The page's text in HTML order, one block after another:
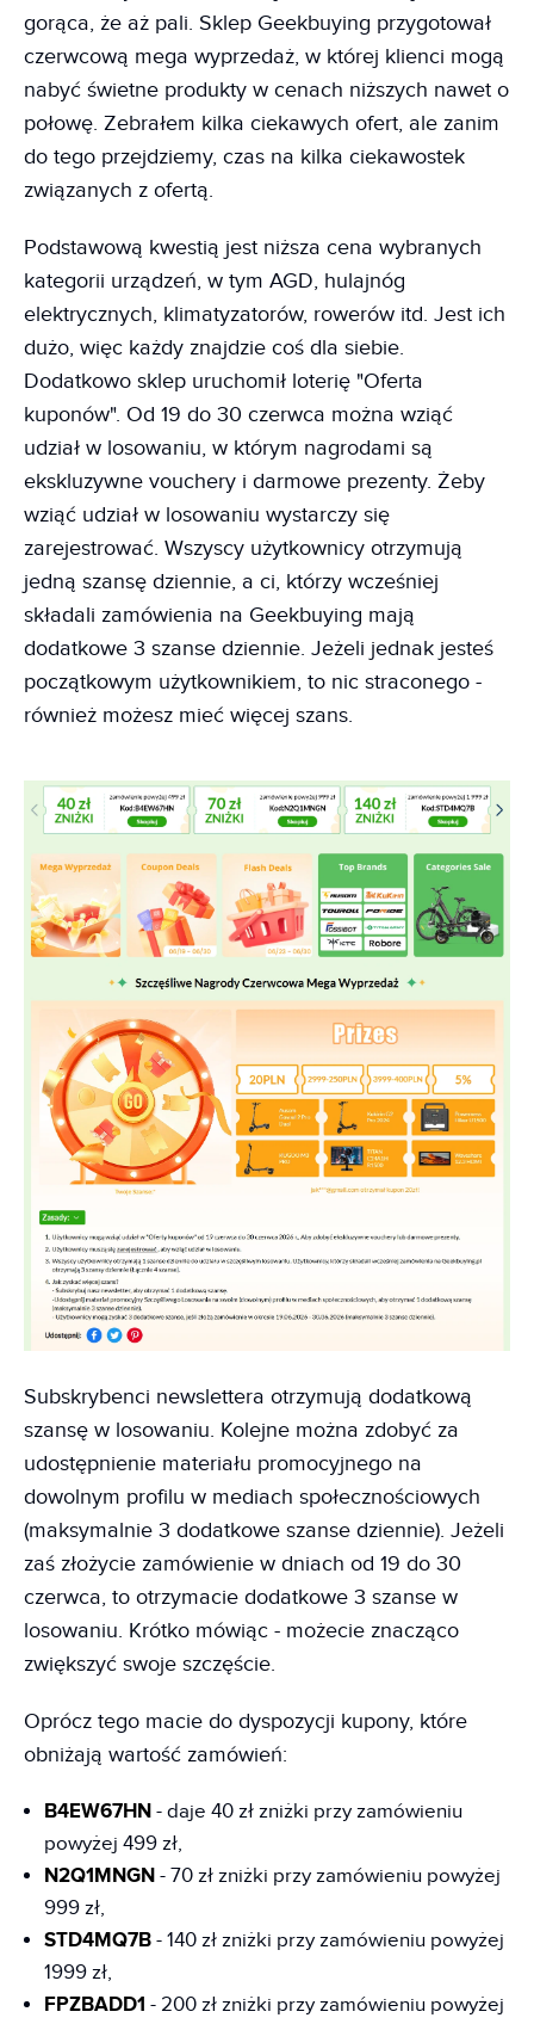
gorąca, że aż pali. Sklep Geekbuying przygotował
czerwcową mega wyprzedaż, w której klienci mogą
nabyć świetne produkty w cenach niższych nawet o
połowę. Zebrałem kilka ciekawych ofert, ale zanim
do tego przejdziemy, czas na kilka ciekawostek
związanych z ofertą.
Podstawową kwestią jest niższa cena wybranych
kategorii urządzeń, w tym AGD, hulajnóg
elektrycznych, klimatyzatorów, rowerów itd. Jest ich
dużo, więc każdy znajdzie coś dla siebie.
Dodatkowo sklep uruchomił loterię "Oferta
kuponów". Od 19 do 30 czerwca można wziąć
udział w losowaniu, w którym nagrodami są
ekskluzywne vouchery i darmowe prezenty. Żeby
wziąć udział w losowaniu wystarczy się
zarejestrować. Wszyscy użytkownicy otrzymują
jedną szansę dziennie, a ci, którzy wcześniej
składali zamówienia na Geekbuying mają
dodatkowe 3 szanse dziennie. Jeżeli jednak jesteś
początkowym użytkownikiem, to nic straconego -
również możesz mieć więcej szans.
Subskrybenci newslettera otrzymują dodatkową
szansę w losowaniu. Kolejne można zdobyć za
udostępnienie materiału promocyjnego na
dowolnym profilu w mediach społecznościowych
(maksymalnie 3 dodatkowe szanse dziennie). Jeżeli
zaś złożycie zamówienie w dniach od 19 do 30
czerwca, to otrzymacie dodatkowe 3 szanse w
losowaniu. Krótko mówiąc - możecie znacząco
zwiększyć swoje szczęście.
Oprócz tego macie do dyspozycji kupony, które
obniżają wartość zamówień:
B4EW67HN - daje 40 zł zniżki przy zamówieniu
powyżej 499 zł,
N2Q1MNGN - 70 zł zniżki przy zamówieniu powyżej
999 zł,
STD4MQ7B - 140 zł zniżki przy zamówieniu powyżej
1999 zł,
FPZBADD1 - 200 zł zniżki przy zamówieniu powyżej